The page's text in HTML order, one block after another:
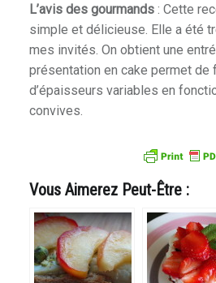
L’avis des gourmands: Cette
simple et délicieuse. Elle a été
mes invités. On obtient une
présentation en cake permet de
d’épaisseurs variables en
convives.
Vous Aimerez Peut-Être :